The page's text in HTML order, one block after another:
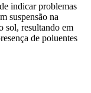
indicar problemas
suspensão na
sol, resultando em
de poluentes